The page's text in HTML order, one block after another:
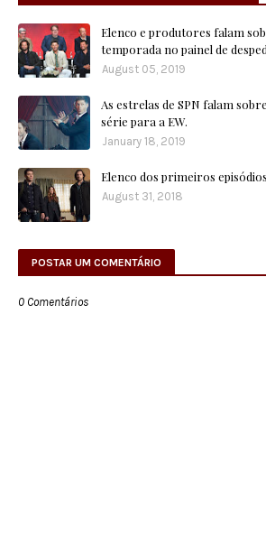
Elenco e produtores falam
temporada no painel de
August 05, 2019
As estrelas de SPN falam
série para a EW.
January 18, 2019
Elenco dos primeiros
August 31, 2018
POSTAR UM COMENTÁRIO
0 Comentários